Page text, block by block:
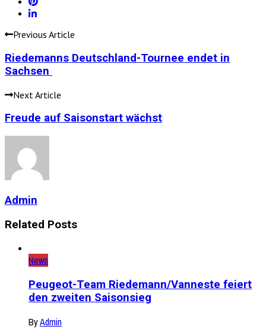
Previous Article
Riedemanns Deutschland-Tournee endet in
Sachsen
Next Article
Freude auf Saisonstart wächst
Admin
Related Posts
News
Peugeot-Team Riedemann/Vanneste feiert
den zweiten Saisonsieg
ByAdmin